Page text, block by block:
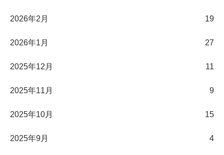
2026年2月 19
2026年1月 27
2025年12月 11
2025年11月 9
2025年10月 15
2025年9月 4